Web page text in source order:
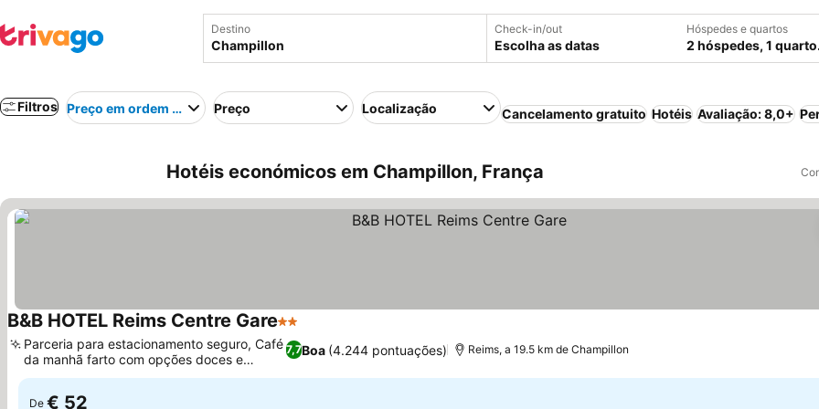
Destino Check-in/out
Escolha as datas
Hóspedes e quartos
2 hóspedes, 1 quarto.
Filtros Preço em ordem crescentePreço Localização Cancelamento gratuito Hotéis Avaliação: 8,0+
Hotéis económicos em Champillon, França
B&B HOTEL Reims Centre Gare2 Estrelas
7,7Boa (4.244 pontuações)
Parceria para estacionamento seguro, Café
da manhã farto com opções doces e
salgadas
Reims, a 19.5 km de Champillon
De € 52